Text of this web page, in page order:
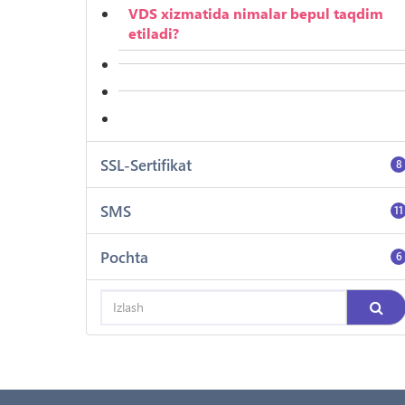
VDS xizmatida nimalar bepul taqdim
etiladi?
SSL-Sertifikat 8
SMS 11
Pochta 6